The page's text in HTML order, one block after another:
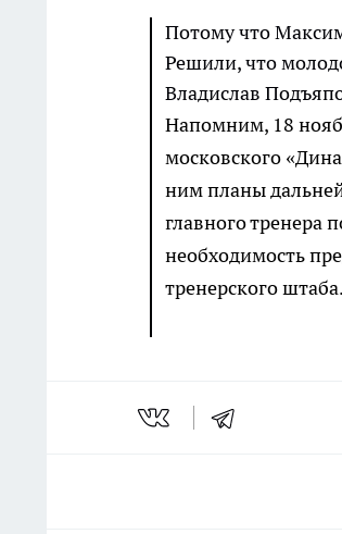
Потому что
Решили, что
Владислав
Напомним, 18
московского
ним планы
главного тренера
необходимость
тренерского штаба.